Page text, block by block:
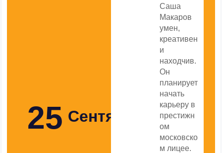
25 Сентября
Саша
Макаров
умен,
креативен
и
находчив.
Он
планирует
начать
карьеру в
престижн
ом
московско
м лицее.